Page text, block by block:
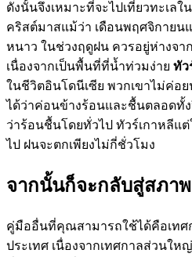
ดังนั้นจึงเหมาะที่จะไปเที่ยวทะเลใ
คริสต์มาสแม้ว่า เดือนพฤศจิกายน
หนาว ในช่วงฤดูฝน ควรอยู่ห่างจ
เนื่องจากเป็นพื้นที่ที่น้ำท่วมง่าย ทัว
ในชีวิตอินโดนีเซีย พวกเขาไม่ค่อ
ได้ว่าค่อนข้างร้อนและชื้นตลอดทั้ง
ว่าร้อนชื้นโดยทั่วไป ทัวร์เกาหลีแ
ไป ฝนจะตกเพียงไม่กี่ชั่วโมง
จากนั้นก็จะกลับสู่สภา
คู่มืออื่นที่คุณสามารถใช้ได้คือเทศ
ประเทศ เนื่องจากเทศกาลส่วนใ